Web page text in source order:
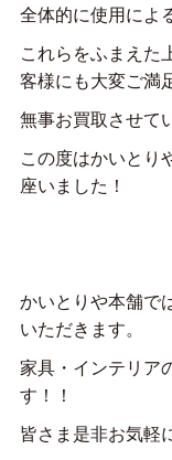
全体的に使用によ
これらをふまえた
客様にも大変ご満
無事お買取させて
この度はかいとり
座いました！
かいとりや本舗で
いただきます。
家具・インテリア
す！！
皆さま是非お気軽